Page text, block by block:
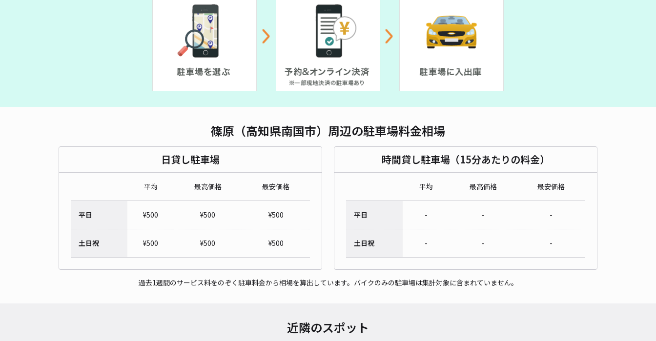
篠原（高知県南国市）周辺の駐車場料金相場
日貸し駐車場
平均 最高価格 最安価格
平日 ¥500 ¥500 ¥500
土日祝 ¥500 ¥500 ¥500
時間貸し駐車場（15分あたりの料金）
平均 最高価格 最安価格
平日 - - -
土日祝 - - -
過去1週間のサービス料をのぞく駐車料金から相場を算出しています。バイクのみの駐車場は集計対象に含まれていません。
近隣のスポット